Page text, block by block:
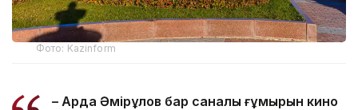
Фото: Kazinform
– Ардақ Әмірқұлов бар саналы ғұмырын кино